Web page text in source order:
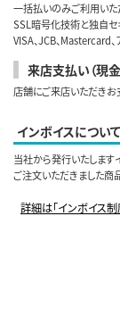
一括払いのみご利用いた
SSL暗号化技術と独自セ
VISA、JCB、Mastercard、
来店支払い（現金
店舗にご来店いただきお
インボイスについて
当社から発行いたします
ご注文いただきました商
詳細は「インボイス